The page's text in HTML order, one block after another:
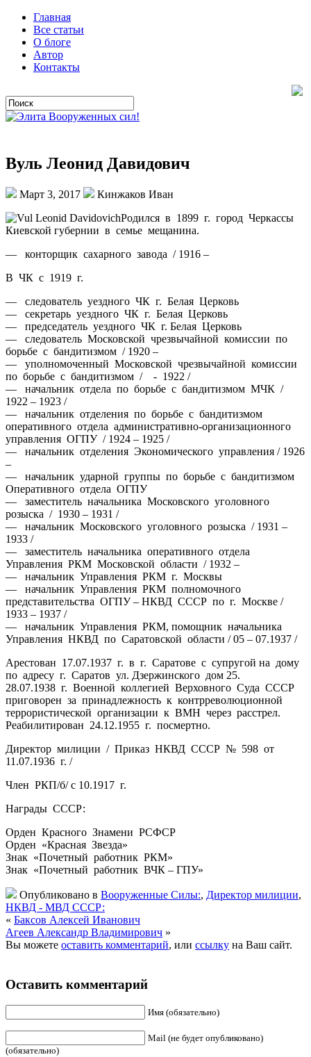
Главная
Все статьи
О блоге
Автор
Контакты
Вуль Леонид Давидович
Март 3, 2017
Кинжаков Иван
Родился в 1899 г. город Черкассы
Киевской губернии в семье мещанина.
— конторщик сахарного завода / 1916 –
В ЧК с 1919 г.
— следователь уездного ЧК г. Белая Церковь
— секретарь уездного ЧК г. Белая Церковь
— председатель уездного ЧК г. Белая Церковь
— следователь Московской чрезвычайной комиссии по
борьбе с бандитизмом / 1920 –
— уполномоченный Московской чрезвычайной комиссии
по борьбе с бандитизмом / - 1922 /
— начальник отдела по борьбе с бандитизмом МЧК /
1922 – 1923 /
— начальник отделения по борьбе с бандитизмом
оперативного отдела административно-организационного
управления ОГПУ / 1924 – 1925 /
— начальник отделения Экономического управления / 1926
–
— начальник ударной группы по борьбе с бандитизмом
Оперативного отдела ОГПУ
— заместитель начальника Московского уголовного
розыска / 1930 – 1931 /
— начальник Московского уголовного розыска / 1931 –
1933 /
— заместитель начальника оперативного отдела
Управления РКМ Московской области / 1932 –
— начальник Управления РКМ г. Москвы
— начальник Управления РКМ полномочного
представительства ОГПУ – НКВД СССР по г. Москве /
1933 – 1937 /
— начальник Управления РКМ, помощник начальника
Управления НКВД по Саратовской области / 05 – 07.1937 /
Арестован 17.07.1937 г. в г. Саратове с супругой на дому
по адресу г. Саратов ул. Дзержинского дом 25.
28.07.1938 г. Военной коллегией Верховного Суда СССР
приговорен за принадлежность к контрреволюционной
террористической организации к ВМН через расстрел.
Реабилитирован 24.12.1955 г. посмертно.
Директор милиции / Приказ НКВД СССР № 598 от
11.07.1936 г. /
Член РКП/б/ с 10.1917 г.
Награды СССР:
Орден Красного Знамени РСФСР
Орден «Красная Звезда»
Знак «Почетный работник РКМ»
Знак «Почетный работник ВЧК – ГПУ»
Опубликовано в Вооруженные Силы:, Директор милиции,
НКВД - МВД СССР:
« Баксов Алексей Иванович
Агеев Александр Владимирович »
Вы можете оставить комментарий, или ссылку на Ваш сайт.
Оставить комментарий
Имя (обязательно)
Mail (не будет опубликовано)
(обязательно)